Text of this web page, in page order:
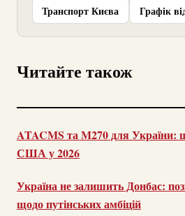
Транспорт Києва Графік
Читайте також
ATACMS та M270 для України:
США у 2026
Україна не залишить Донбас:
щодо путінських амбіцій